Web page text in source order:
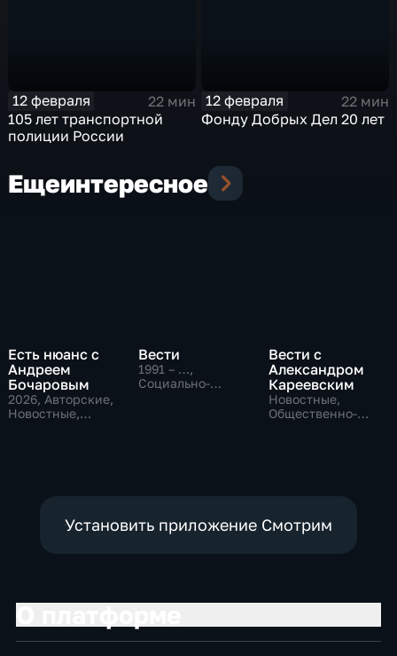
12 февраля
22 мин
105 лет транспортной
полиции России
12 февраля
22 мин
Фонду Добрых Дел 20 лет
Ещеинтересное
Есть нюанс с
Андреем
Бочаровым
2026, Авторские,
Новостные,
Вести
1991 – …,
Социально-
Вести с
Александром
Кареевским
Новостные,
Общественно-
Установить приложение Смотрим